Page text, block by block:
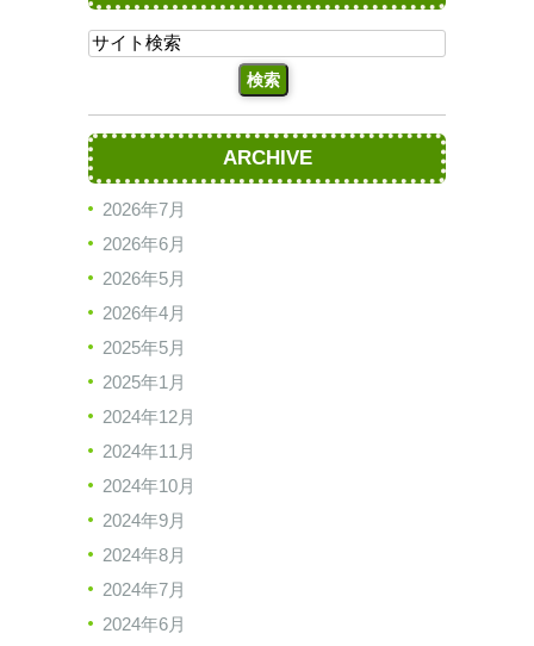
ARCHIVE
2026年7月
2026年6月
2026年5月
2026年4月
2025年5月
2025年1月
2024年12月
2024年11月
2024年10月
2024年9月
2024年8月
2024年7月
2024年6月